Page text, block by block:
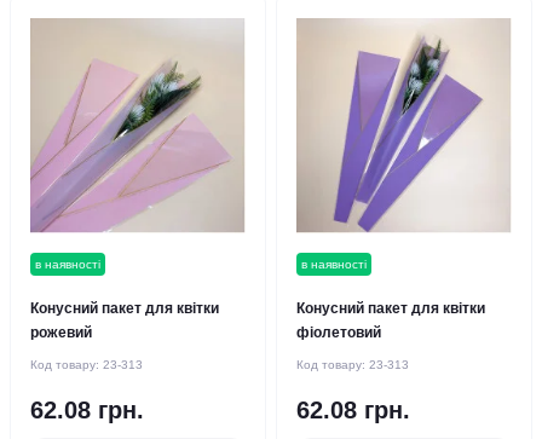
в наявності
Конусний пакет для квітки
рожевий
Код товару: 23-313
62.08 грн.
в наявності
Конусний пакет для квітки
фіолетовий
Код товару: 23-313
62.08 грн.